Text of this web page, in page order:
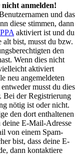
anmelden!
und das
diese stimmen, dann
aktiviert ist und du
alt bist, musst du bzw.
den
Wenn dies nicht
aktiviert
neu angemeldeten
musst du dies
Bei der Registrierung
nötig ist oder nicht.
den dort enthaltenen
E-Mail-Adresse
von einem Spam-
bist, dass deine E-
dann kontaktiere